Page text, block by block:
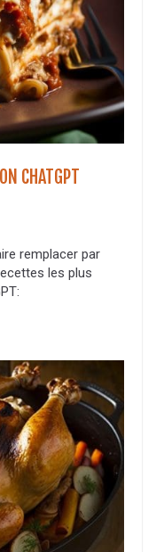
CHATGPT
remplacer par
les plus